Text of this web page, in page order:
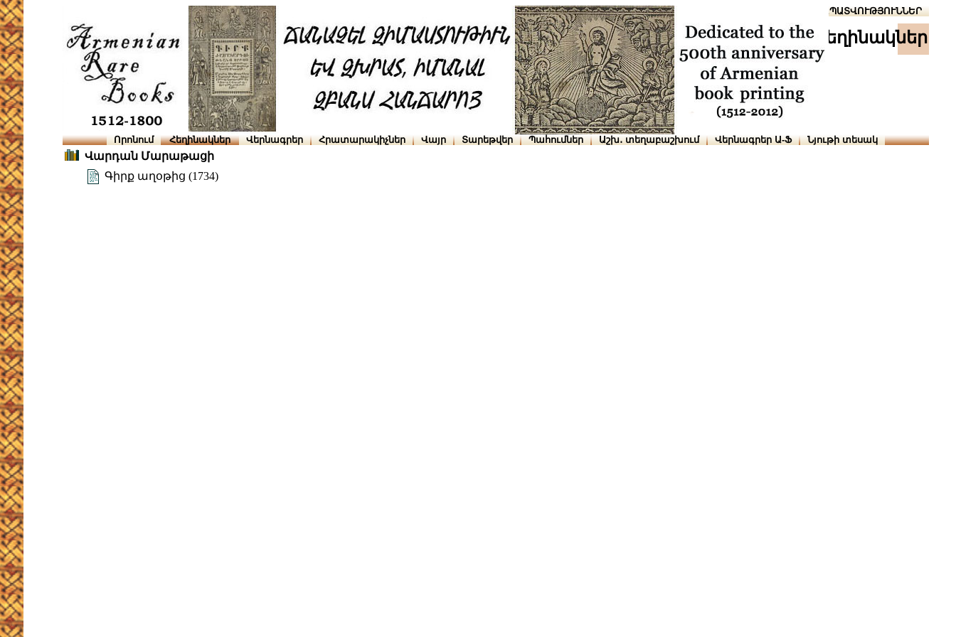
ՆԱԽԱՊԱՏՎՈՒԹՅՈՒՆՆԵՐ
հեղինակներ
Որոնում Հեղինակներ Վերնագրեր Հրատարակիչներ Վայր Տարեթվեր Պահումներ Աշխ․ տեղաբաշխում Վերնագրեր Ա-Ֆ Նյութի տեսակ
Վարդան Մարաթացի
Գիրք աղօթից (1734)